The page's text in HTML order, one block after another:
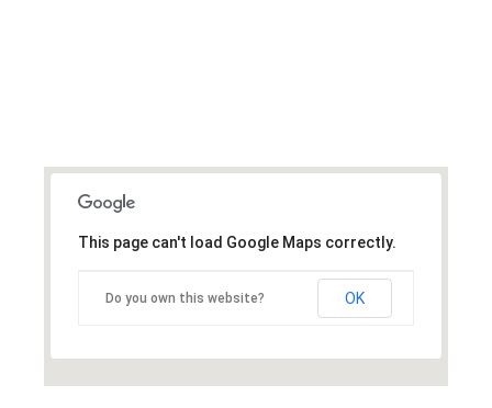
This page can't load Google Maps correctly.
Do you own this website? OK